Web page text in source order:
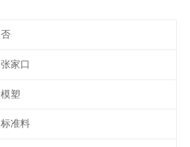
否
张家口
模塑
标准料